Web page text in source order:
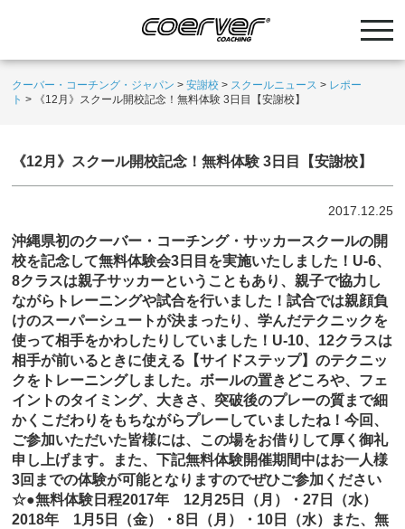
クーバー・コーチング・ジャパン >安謝校 > スクールニュース > レポー
ト > 《12月》スクール開校記念！無料体験 3日目【安謝校】
《12月》スクール開校記念！無料体験 3日目【安謝校】
2017.12.25
沖縄県初のクーバー・コーチング・サッカースクールの開
校を記念して無料体験会3日目を実施いたしました！U-6、
8クラスは親子サッカーということもあり、親子で協力し
ながらトレーニングや試合を行いました！試合では親顔負
けのスーパーシュートが決まったり、学んだテクニックを
使って相手をかわしたりしていました！U-10、12クラスは
相手が前いるときに使える【サイドステップ】のテクニッ
クをトレーニングしました。ボールの置きどころや、フェ
イントのタイミング、大きさ、突破後のプレーの質まで細
かくこだわりをもちながらプレーしていましたね！今回、
ご参加いただいた皆様には、この場をお借りして厚く御礼
申し上げます。また、下記無料体験開催期間中はお一人様
3回までの体験が可能となりますのでぜひご参加ください
☆●無料体験日程2017年 12月25日（月）・27日（水）
2018年 1月5日（金）・8日（月）・10日（水）また、無